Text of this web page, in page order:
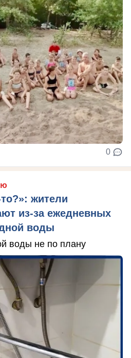
0
жители
из‑за ежедневных
воды
воды не по плану